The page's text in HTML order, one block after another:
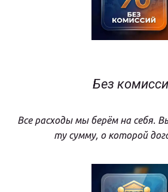
Без
Все расходы мы берём на себя.
ту сумму, о которой